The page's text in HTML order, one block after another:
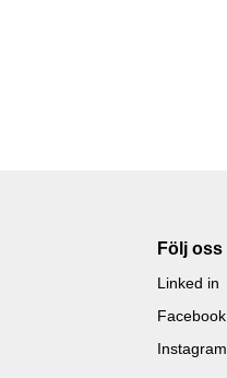
Följ oss
Linked in
Facebook
Instagram